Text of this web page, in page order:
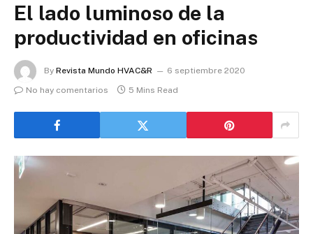
El lado luminoso de la
productividad en oficinas
By Revista Mundo HVAC&R
6 septiembre 2020
No hay comentarios
5 Mins Read